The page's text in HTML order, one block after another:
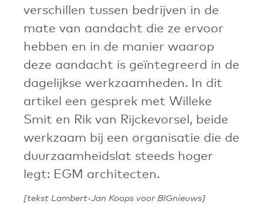
verschillen tussen bedrijven in de
mate van aandacht die ze ervoor
hebben en in de manier waarop
deze aandacht is geïntegreerd in de
dagelijkse werkzaamheden. In dit
artikel een gesprek met Willeke
Smit en Rik van Rijckevorsel, beide
werkzaam bij een organisatie die de
duurzaamheidslat steeds hoger
legt: EGM architecten.
[tekst Lambert-Jan Koops voor BIGnieuws]